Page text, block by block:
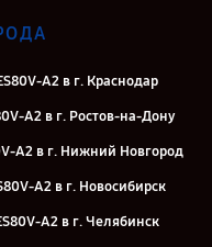
A2 в г. Краснодар
A2 в г. Ростов-на-Дону
A2 в г. Нижний Новгород
A2 в г. Новосибирск
A2 в г. Челябинск